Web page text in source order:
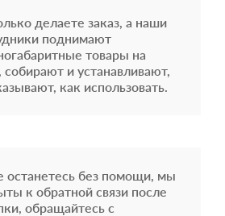
делаете заказ, а наши
поднимают
товары на
собирают и устанавливают,
как использовать.
останетесь без помощи, мы
к обратной связи после
обращайтесь с